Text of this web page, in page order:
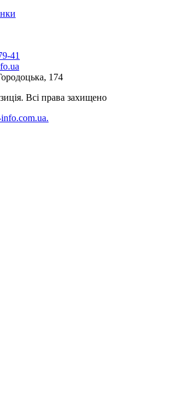
41
174
Всі права захищено
.